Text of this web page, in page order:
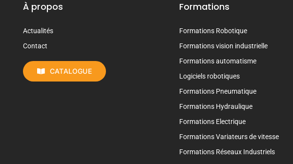
À propos
Actualités
Contact
CATALOGUE
Formations
Formations Robotique
Formations vision industrielle
Formations automatisme
Logiciels robotiques
Formations Pneumatique
Formations Hydraulique
Formations Electrique
Formations Variateurs de vitesse
Formations Réseaux Industriels